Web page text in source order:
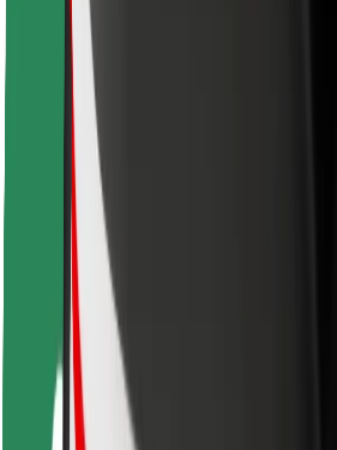
Villes
Emplacements
Solutions pour les villes
Aéroports
Stations de charge Bolt
Support